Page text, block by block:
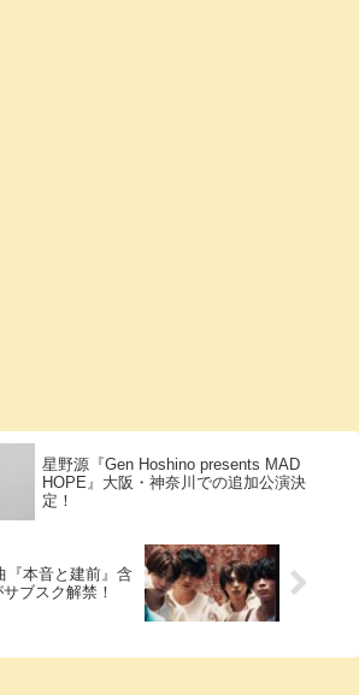
星野源『Gen Hoshino presents MAD
HOPE』大阪・神奈川での追加公演決
定！
『本音と建前』含
ブスク解禁！